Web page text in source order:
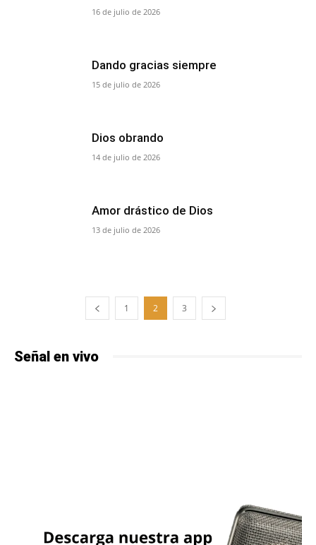
16 de julio de 2026
Dando gracias siempre
15 de julio de 2026
Dios obrando
14 de julio de 2026
Amor drástico de Dios
13 de julio de 2026
1 2 3
Señal en vivo